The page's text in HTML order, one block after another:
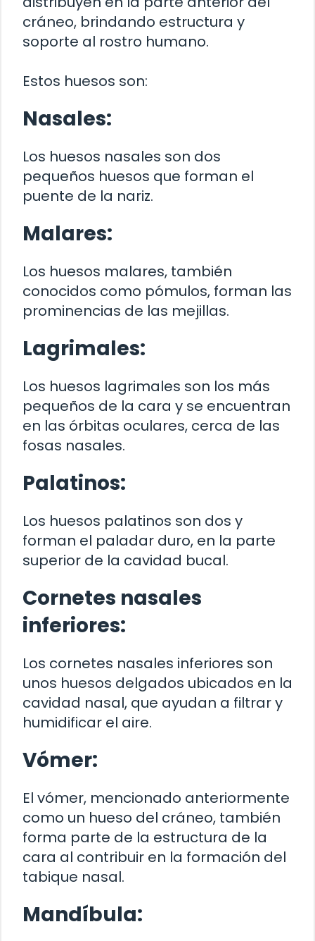
cráneo, brindando estructura y
soporte al rostro humano.
Estos huesos son:
Nasales:
Los huesos nasales son dos
pequeños huesos que forman el
puente de la nariz.
Malares:
Los huesos malares, también
conocidos como pómulos, forman las
prominencias de las mejillas.
Lagrimales:
Los huesos lagrimales son los más
pequeños de la cara y se encuentran
en las órbitas oculares, cerca de las
fosas nasales.
Palatinos:
Los huesos palatinos son dos y
forman el paladar duro, en la parte
superior de la cavidad bucal.
Cornetes nasales
inferiores:
Los cornetes nasales inferiores son
unos huesos delgados ubicados en la
cavidad nasal, que ayudan a filtrar y
humidificar el aire.
Vómer:
El vómer, mencionado anteriormente
como un hueso del cráneo, también
forma parte de la estructura de la
cara al contribuir en la formación del
tabique nasal.
Mandíbula: